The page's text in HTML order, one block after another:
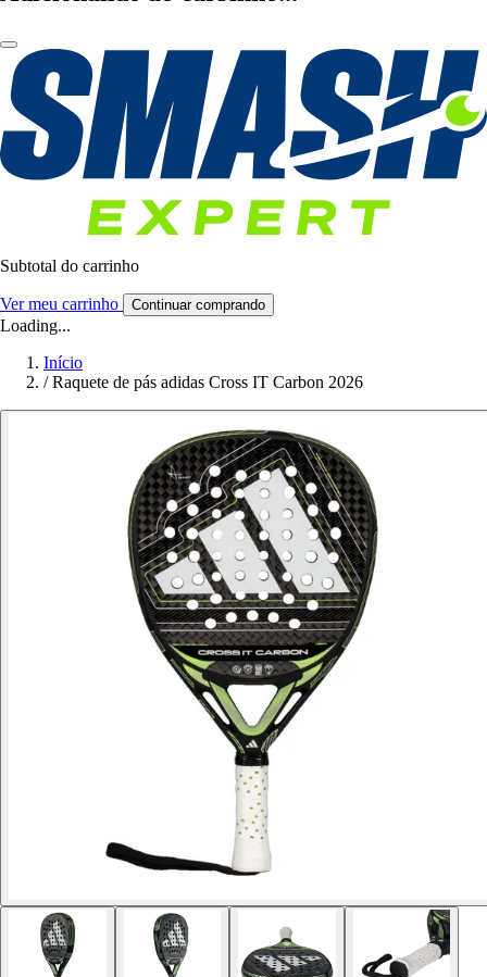
Subtotal do carrinho
Ver meu carrinho Continuar comprando
Loading...
Início
/ Raquete de pás adidas Cross IT Carbon 2026